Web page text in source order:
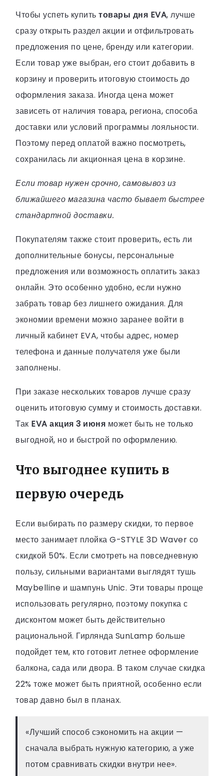
Чтобы успеть купить товары дня EVA, лучше
сразу открыть раздел акции и отфильтровать
предложения по цене, бренду или категории.
Если товар уже выбран, его стоит добавить в
корзину и проверить итоговую стоимость до
оформления заказа. Иногда цена может
зависеть от наличия товара, региона, способа
доставки или условий программы лояльности.
Поэтому перед оплатой важно посмотреть,
сохранилась ли акционная цена в корзине.
Если товар нужен срочно, самовывоз из
ближайшего магазина часто бывает быстрее
стандартной доставки.
Покупателям также стоит проверить, есть ли
дополнительные бонусы, персональные
предложения или возможность оплатить заказ
онлайн. Это особенно удобно, если нужно
забрать товар без лишнего ожидания. Для
экономии времени можно заранее войти в
личный кабинет EVA, чтобы адрес, номер
телефона и данные получателя уже были
заполнены.
При заказе нескольких товаров лучше сразу
оценить итоговую сумму и стоимость доставки.
Так EVA акция 3 июня может быть не только
выгодной, но и быстрой по оформлению.
Что выгоднее купить в
первую очередь
Если выбирать по размеру скидки, то первое
место занимает плойка G-STYLE 3D Waver со
скидкой 50%. Если смотреть на повседневную
пользу, сильными вариантами выглядят тушь
Maybelline и шампунь Unic. Эти товары проще
использовать регулярно, поэтому покупка с
дисконтом может быть действительно
рациональной. Гирлянда SunLamp больше
подойдет тем, кто готовит летнее оформление
балкона, сада или двора. В таком случае скидка
22% тоже может быть приятной, особенно если
товар давно был в планах.
«Лучший способ сэкономить на акции —
сначала выбрать нужную категорию, а уже
потом сравнивать скидки внутри нее».